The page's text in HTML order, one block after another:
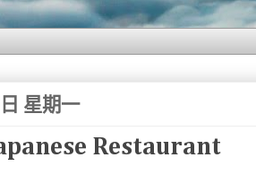
星期一
Restaurant